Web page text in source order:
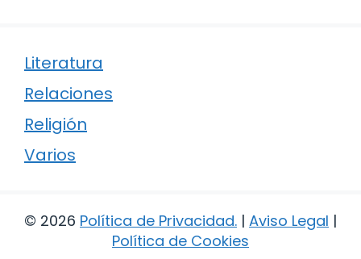
Literatura
Relaciones
Religión
Varios
© 2026 Política de Privacidad. | Aviso Legal |
Política de Cookies